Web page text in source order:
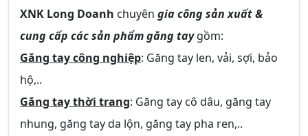
XNK Long Doanh chuyên gia công sản xuất &
cung cấp các sản phẩm găng taygồm:
Găng tay công nghiệp: Găng tay len, vải, sợi, bảo
hộ,..
Găng tay thời trang: Găng tay cô dâu, găng tay
nhung, găng tay da lộn, găng tay pha ren,..